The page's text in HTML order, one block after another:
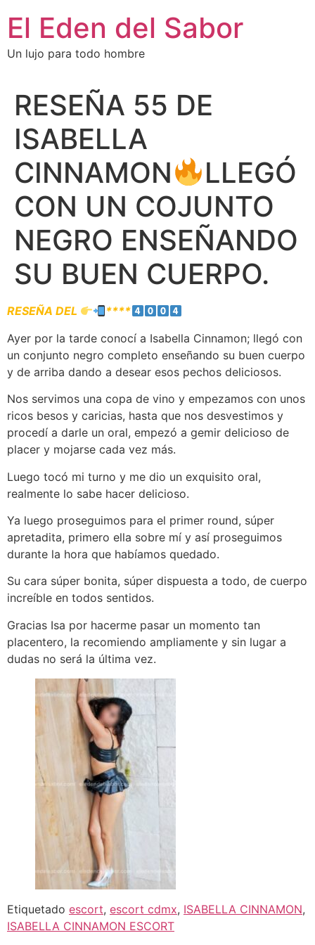
El Eden del Sabor
Un lujo para todo hombre
RESEÑA 55 DE
ISABELLA
CINNAMON
LLEGÓ
CON UN COJUNTO
NEGRO ENSEÑANDO
SU BUEN CUERPO.
RESEÑA DEL
****
Ayer por la tarde conocí a Isabella Cinnamon; llegó con
un conjunto negro completo enseñando su buen cuerpo
y de arriba dando a desear esos pechos deliciosos.
Nos servimos una copa de vino y empezamos con unos
ricos besos y caricias, hasta que nos desvestimos y
procedí a darle un oral, empezó a gemir delicioso de
placer y mojarse cada vez más.
Luego tocó mi turno y me dio un exquisito oral,
realmente lo sabe hacer delicioso.
Ya luego proseguimos para el primer round, súper
apretadita, primero ella sobre mí y así proseguimos
durante la hora que habíamos quedado.
Su cara súper bonita, súper dispuesta a todo, de cuerpo
increíble en todos sentidos.
Gracias Isa por hacerme pasar un momento tan
placentero, la recomiendo ampliamente y sin lugar a
dudas no será la última vez.
Etiquetado escort, escort cdmx, ISABELLA CINNAMON,
ISABELLA CINNAMON ESCORT